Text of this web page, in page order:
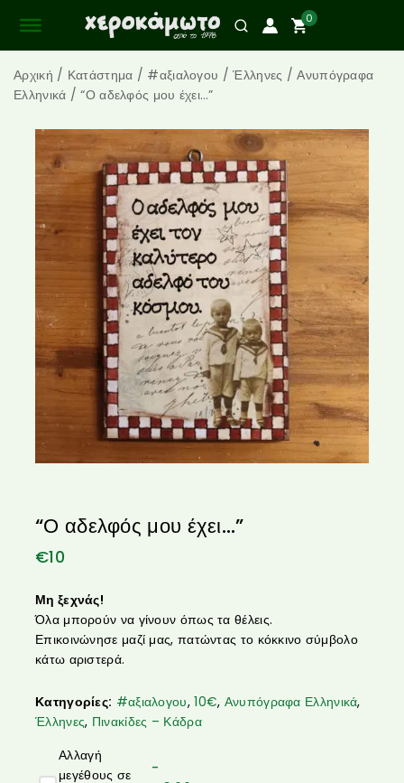
0
Αρχική / Κατάστημα / #αξιαλογου / Έλληνες / Ανυπόγραφα
Ελληνικά / “Ο αδελφός μου έχει…”
“Ο αδελφός μου έχει…”
€10
Μη ξεχνάς!
Όλα μπορούν να γίνουν όπως τα θέλεις.
Επικοινώνησε μαζί μας, πατώντας το κόκκινο σύμβολο
κάτω αριστερά.
Κατηγορίες: #αξιαλογου,10€, Ανυπόγραφα Ελληνικά,
Έλληνες, Πινακίδες – Κάδρα
Αλλαγή
μεγέθους σε
-